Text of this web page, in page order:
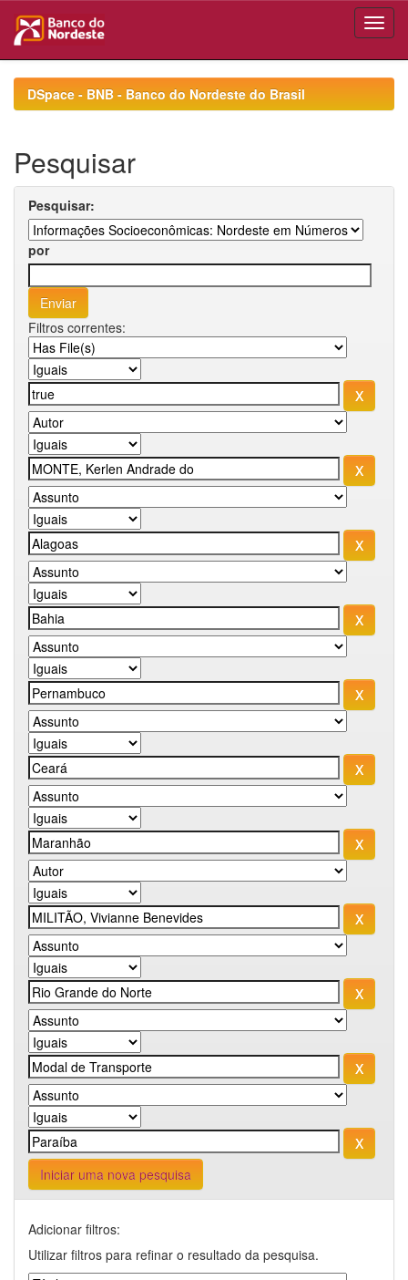
navigationDSpace - BNB - Banco do Nordeste do Brasil
Pesquisar
Pesquisar:
por
Filtros correntes:
Iniciar uma nova pesquisa
Adicionar filtros:
Utilizar filtros para refinar o resultado da pesquisa.